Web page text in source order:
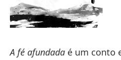
A fé afundada é um conto